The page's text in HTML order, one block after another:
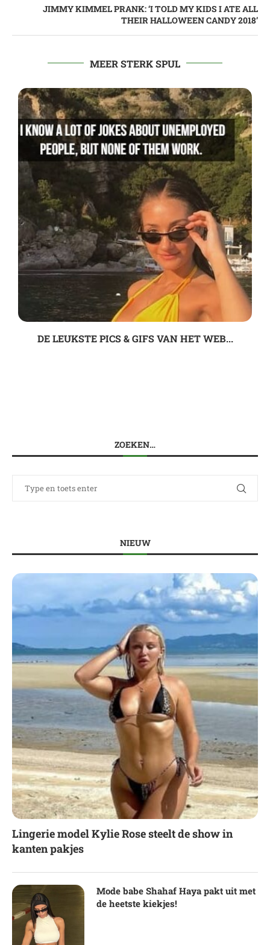
JIMMY KIMMEL PRANK: ‘I TOLD MY KIDS I ATE ALL
THEIR HALLOWEEN CANDY 2018’
MEER STERK SPUL
DE LEUKSTE PICS & GIFS VAN HET WEB...
ZOEKEN…
NIEUW
Lingerie model Kylie Rose steelt de show in
kanten pakjes
Mode babe Shahaf Haya pakt uit met
de heetste kiekjes!